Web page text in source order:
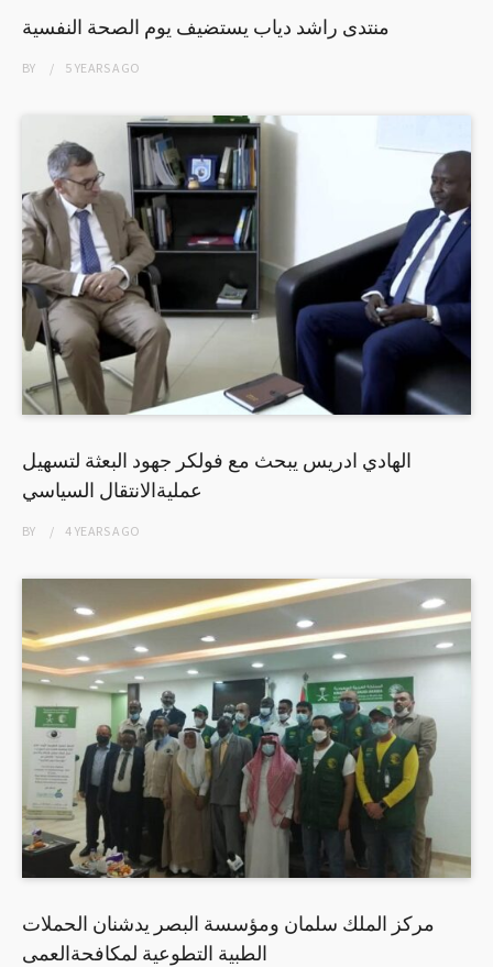
منتدى راشد دياب يستضيف يوم الصحة النفسية
BY 5 YEARSAGO
الهادي ادريس يبحث مع فولكر جهود البعثة لتسهيل
عمليةالانتقال السياسي
BY 4 YEARSAGO
مركز الملك سلمان ومؤسسة البصر يدشنان الحملات
الطبية التطوعية لمكافحةالعمى